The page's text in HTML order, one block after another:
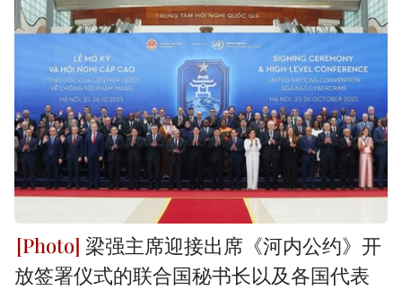
梁强主席迎接出席《河内公约》开
放签署仪式的联合国秘书长以及各国代表